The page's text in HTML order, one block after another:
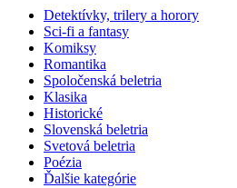
Detektívky, trilery a horory
Sci-fi a fantasy
Komiksy
Romantika
Spoločenská beletria
Klasika
Historické
Slovenská beletria
Svetová beletria
Poézia
Ďalšie kategórie